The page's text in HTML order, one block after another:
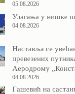
05.08.2026
Улагања у нишке
04.08.2026
Наставља се
превезених
Аеродрому
04.08.2026
Гашевић на